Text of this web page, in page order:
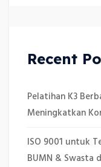
Recent
Pelatihan K3
Meningkatkan
ISO 9001 untuk
BUMN & Swasta